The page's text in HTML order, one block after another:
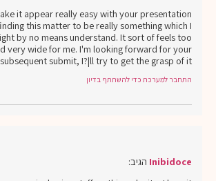
it appear really easy with your presentation
this matter to be really something which I
by no means understand. It sort of feels too
very wide for me. I'm looking forward for your
subsequent submit, I?¦ll try to get the grasp of it!
התחבר למערכת כדי להשתתף בדיון
Inibidoce הגיב: